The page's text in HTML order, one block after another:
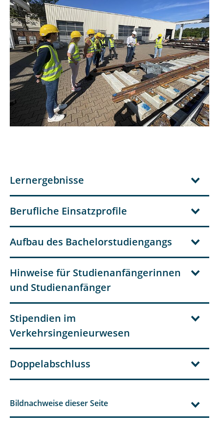
Lernergebnisse
Berufliche Einsatzprofile
Aufbau des Bachelorstudiengangs
Hinweise für Studienanfängerinnen
und Studienanfänger
Stipendien im
Verkehrsingenieurwesen
Doppelabschluss
Bildnachweise dieser Seite